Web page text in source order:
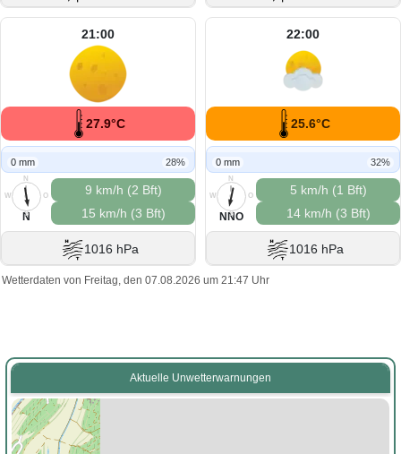
21:00
27.9°C
0 mm 28%
N
O
S
W
N
9 km/h (2 Bft)
15 km/h (3 Bft)
1016 hPa
22:00
25.6°C
0 mm 32%
N
O
S
W
NNO
5 km/h (1 Bft)
14 km/h (3 Bft)
1016 hPa
Wetterdaten von Freitag, den 07.08.2026 um 21:47 Uhr
Aktuelle Unwetterwarnungen